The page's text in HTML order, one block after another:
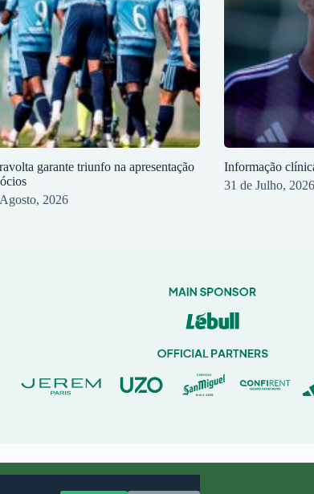
garante triunfo na apresentação
2026
Informação
31 de Julho, 2026